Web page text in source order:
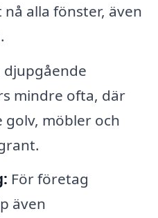
alla fönster, även
djupgående
mindre ofta, där
golv, möbler och
För företag
även